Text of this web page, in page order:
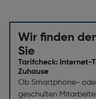
Wir finden
Sie
Tarifcheck: Internet-
Zuhause
Ob Smartphone-
geschulten